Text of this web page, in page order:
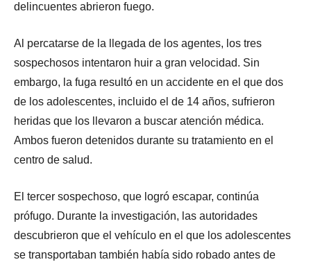
delincuentes abrieron fuego.
Al percatarse de la llegada de los agentes, los tres
sospechosos intentaron huir a gran velocidad. Sin
embargo, la fuga resultó en un accidente en el que dos
de los adolescentes, incluido el de 14 años, sufrieron
heridas que los llevaron a buscar atención médica.
Ambos fueron detenidos durante su tratamiento en el
centro de salud.
El tercer sospechoso, que logró escapar, continúa
prófugo. Durante la investigación, las autoridades
descubrieron que el vehículo en el que los adolescentes
se transportaban también había sido robado antes de